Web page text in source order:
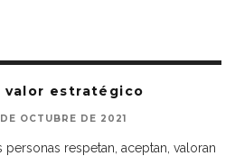
valor estratégico
OCTUBRE DE 2021
personas respetan, aceptan, valoran